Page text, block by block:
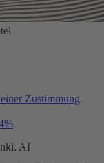
Zustimmung
AI